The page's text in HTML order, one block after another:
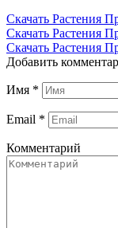
Скачать Растения
Скачать Растения
Скачать Растения
Добавить
Имя *
Email *
Комментарий